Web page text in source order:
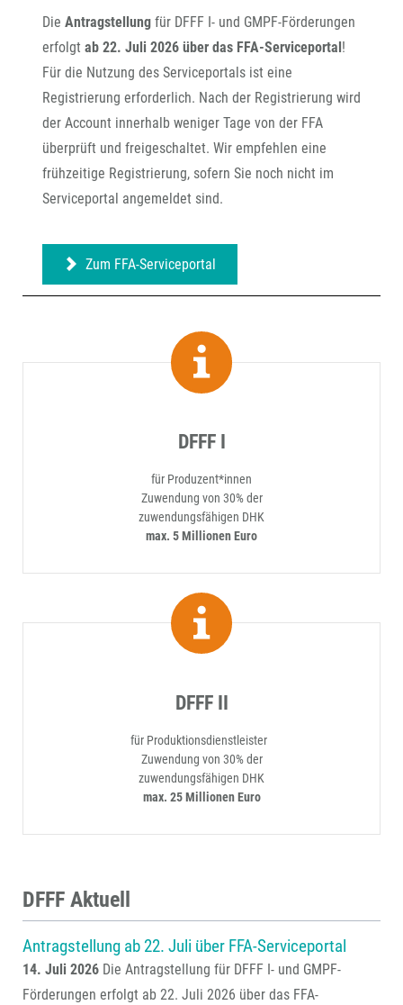
Die Antragstellung für DFFF I- und GMPF-Förderungen
erfolgt ab 22. Juli 2026 über das FFA-Serviceportal !
Für die Nutzung des Serviceportals ist eine
Registrierung erforderlich. Nach der Registrierung wird
der Account innerhalb weniger Tage von der FFA
überprüft und freigeschaltet. Wir empfehlen eine
frühzeitige Registrierung, sofern Sie noch nicht im
Serviceportal angemeldet sind.
Zum FFA-Serviceportal
DFFF I
für Produzent*innen
Zuwendung von 30% der
zuwendungsfähigen DHK
max. 5 Millionen Euro
DFFF II
für Produktionsdienstleister
Zuwendung von 30% der
zuwendungsfähigen DHK
max. 25 Millionen Euro
DFFF Aktuell
Antragstellung ab 22. Juli über FFA-Serviceportal
14. Juli 2026 Die Antragstellung für DFFF I- und GMPF-
Förderungen erfolgt ab 22. Juli 2026 über das FFA-